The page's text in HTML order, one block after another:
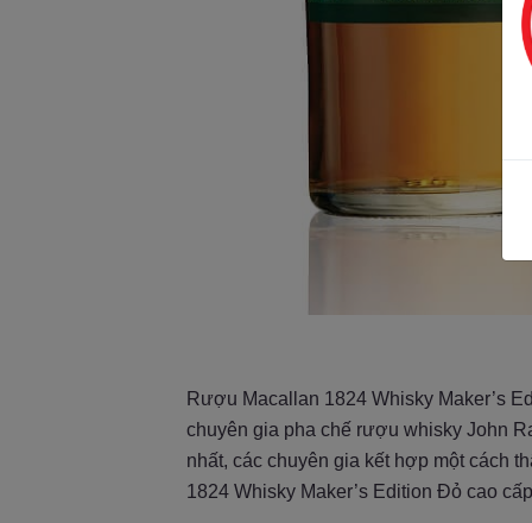
Rượu Macallan 1824 Whisky Maker’s
chuyên gia pha chế rượu whisky John
nhất, các chuyên gia kết hợp một cách
1824 Whisky Maker’s Edition Đỏ cao